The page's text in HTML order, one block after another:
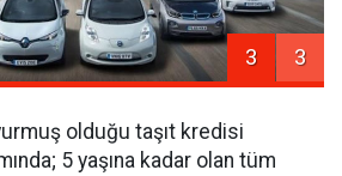
3 3
olduğu taşıt kredisi
5 yaşına kadar olan tüm